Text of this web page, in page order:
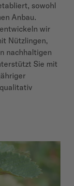
sowohl
Anbau.
wir
Nützlingen,
nachhaltigen
Sie mit